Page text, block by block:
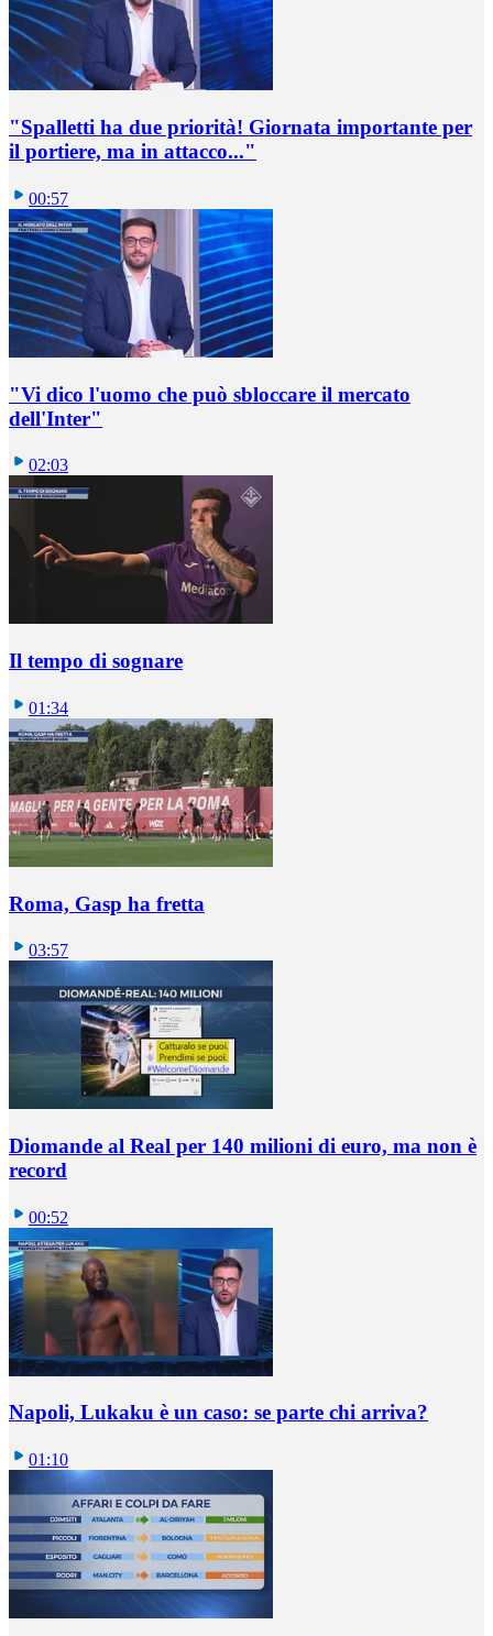
"Spalletti ha due priorità! Giornata importante per
il portiere, ma in attacco..."
00:57
"Vi dico l'uomo che può sbloccare il mercato
dell'Inter"
02:03
Il tempo di sognare
01:34
Roma, Gasp ha fretta
03:57
Diomande al Real per 140 milioni di euro, ma non è
record
00:52
Napoli, Lukaku è un caso: se parte chi arriva?
01:10